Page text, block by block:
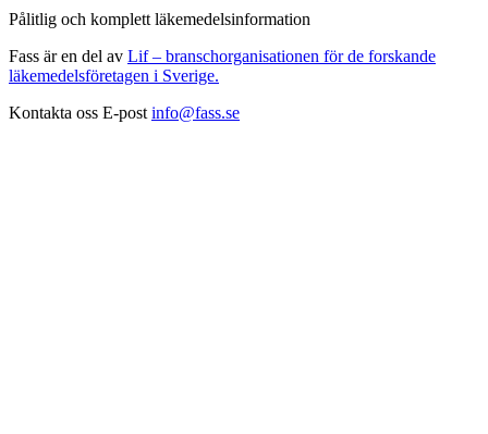
Pålitlig och komplett läkemedelsinformation
Fass är en del av Lif – branschorganisationen för de forskande
läkemedelsföretagen i Sverige.
Kontakta oss E-post info@fass.se